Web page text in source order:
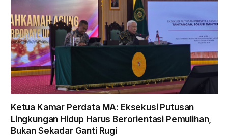
Ketua Kamar Perdata MA: Eksekusi Putusan
Lingkungan Hidup Harus Berorientasi Pemulihan,
Bukan Sekadar Ganti Rugi